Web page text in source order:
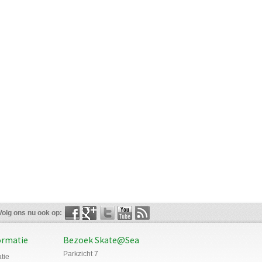
ons nu ook op:
Bezoek Skate@Sea
Parkzicht 7